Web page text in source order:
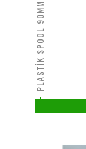
PLASTİK SPOOL 90MM